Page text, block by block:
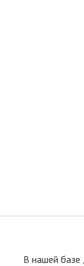
В нашей базе